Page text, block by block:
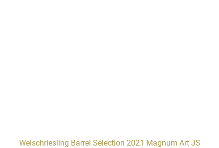
Welschriesling Barrel Selection 2021 Magnum Art JS